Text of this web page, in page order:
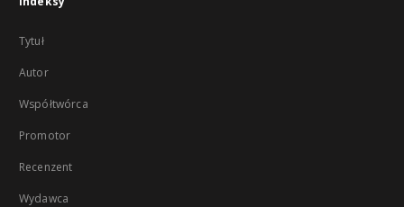
Tytuł
Autor
Współtwórca
Promotor
Recenzent
Wydawca